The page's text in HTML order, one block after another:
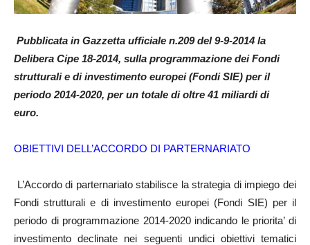
Pubblicata in Gazzetta ufficiale n.209 del 9-9-2014 la
Delibera Cipe 18-2014, sulla programmazione dei Fondi
strutturali e di investimento europei (Fondi SIE) per il
periodo 2014-2020, per un totale di oltre 41 miliardi di
euro.
OBIETTIVI DELL’ACCORDO DI PARTERNARIATO
L’Accordo di parternariato stabilisce la strategia di impiego dei
Fondi strutturali e di investimento europei (Fondi SIE) per il
periodo di programmazione 2014-2020 indicando le priorita’ di
investimento declinate nei seguenti undici obiettivi tematici